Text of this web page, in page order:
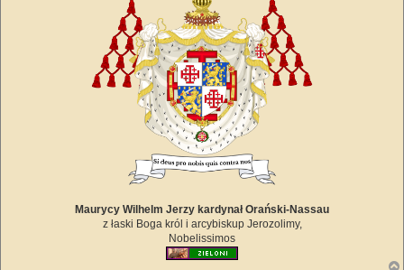
Maurycy Wilhelm Jerzy kardynał Orański-Nassau
z łaski Boga król i arcybiskup Jerozolimy,
Nobelissimos